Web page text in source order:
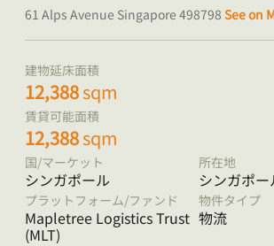
61 Alps Avenue Singapore 498798 See on
建物延床面積
12,388sqm
賃貸可能面積
12,388sqm
国/マーケット
シンガポール
所在地
シンガポー
プラットフォーム/ファンド
Mapletree Logistics Trust
(MLT)
物件タイプ
物流